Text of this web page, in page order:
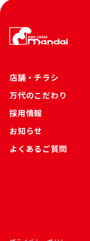
店舗・チラシ
万代のこだわり
採用情報
お知らせ
よくあるご質問